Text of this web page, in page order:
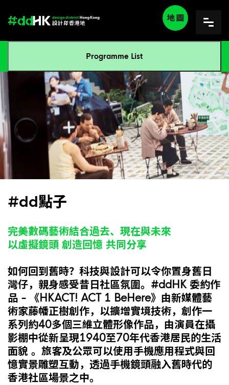
Programme List
#dd點子
完美數碼藝術結合過去、現在與未來
以虛擬鏡頭 創造回憶 共同分享
如何回到舊時？科技與設計可以令你置身舊日
灣仔，親身感受昔日社區氛圍。#ddHK 委約作
品 - 《HKACT! ACT 1 BeHere》由新媒體藝
術家藤幡正樹創作，以擴增實境技術，創作一
系列約40多個三維立體形像作品，由演員在攝
影棚中從新呈現1940至70年代香港居民的生活
面貌 。旅客及公眾可以使用手機應用程式與回
憶實景雕塑互動，透過手機鏡頭融入舊時代的
香港社區場景之中。